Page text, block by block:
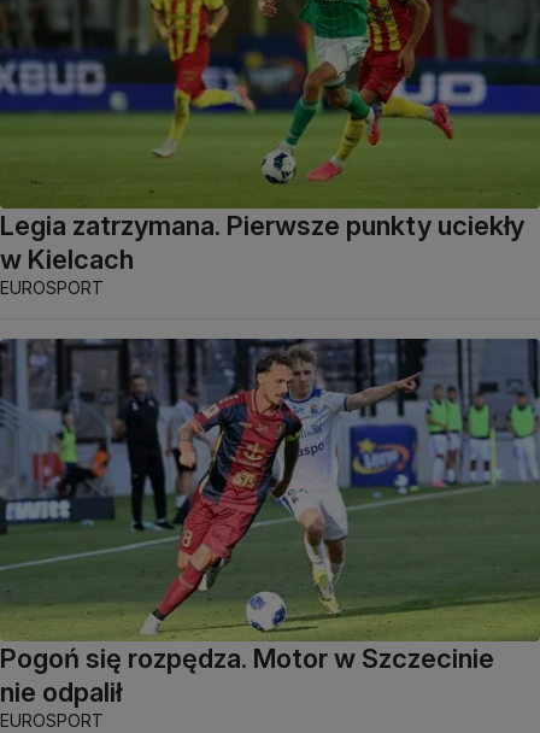
Legia zatrzymana. Pierwsze punkty uciekły
w Kielcach
EUROSPORT
Pogoń się rozpędza. Motor w Szczecinie
nie odpalił
EUROSPORT